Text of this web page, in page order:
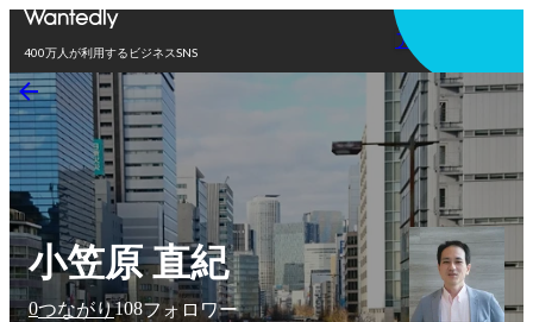
400万人が利用するビジネスSNS
アプリを使う
小笠原 直紀
0つながり108フォロワー